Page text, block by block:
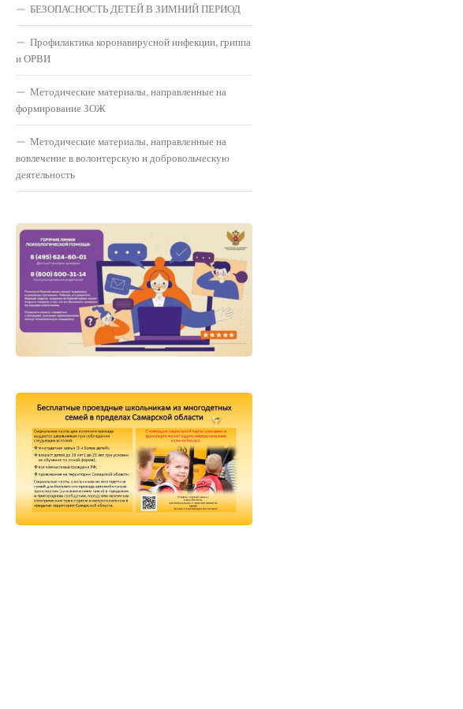
БЕЗОПАСНОСТЬ ДЕТЕЙ В ЗИМНИЙ ПЕРИОД
Профилактика коронавирусной инфекции, гриппа
и ОРВИ
Методические материалы, направленные на
формирование ЗОЖ
Методические материалы, направленные на
вовлечение в волонтерскую и добровольческую
деятельность